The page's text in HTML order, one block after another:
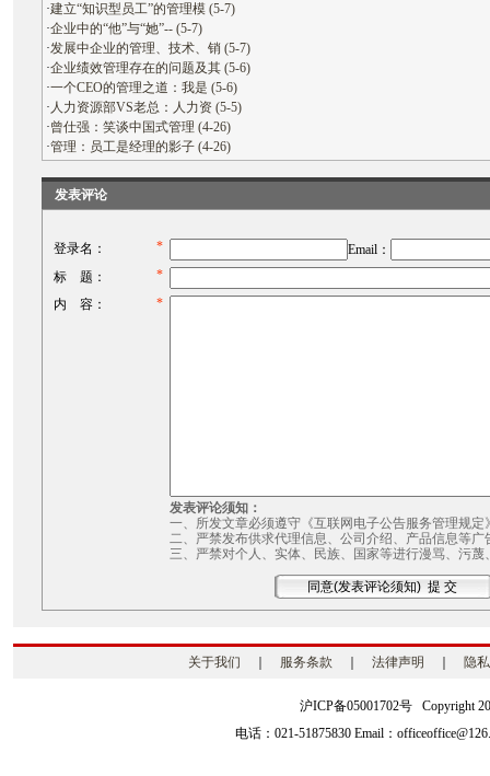
·建立“知识型员工”的管理模 (5-7)
·企业中的“他”与“她”-- (5-7)
·发展中企业的管理、技术、销 (5-7)
·企业绩效管理存在的问题及其 (5-6)
·一个CEO的管理之道：我是 (5-6)
· 人力资源部VS老总：人力资 (5-5)
·曾仕强：笑谈中国式管理 (4-26)
·管理：员工是经理的影子 (4-26)
发表评论
登录名： *
Email：
标 题：
*
内 容：
*
发表评论须知：
一、所发文章必须遵守《互联网电子公告服务管理规定
二、严禁发布供求代理信息、公司介绍、产品信息等广
三、严禁对个人、实体、民族、国家等进行漫骂、污蔑
关于我们 服务条款 法律声明 隐
沪ICP备05001702号 Copyright
电话：021-51875830 Email：